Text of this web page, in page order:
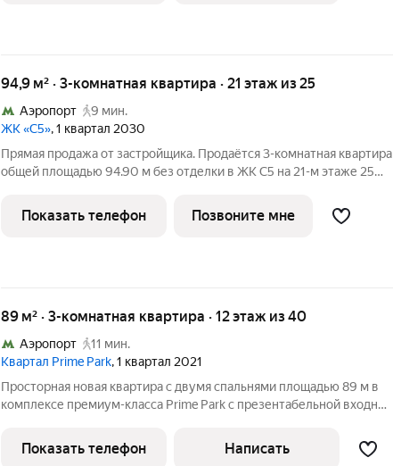
94,9 м² · 3-комнатная квартира · 21 этаж из 25
Аэропорт
9 мин.
ЖК «С5», 1 квартал 2030
Прямая продажа от застройщика. Продаётся 3-комнатная квартира
общей площадью 94.90 м без отделки в ЖК C5 на 21-м этаже 25
жизни в премиальном сегменте Москвы, где каждый элемент
создан с
Показать телефон Позвоните мне
89 м² · 3-комнатная квартира · 12 этаж из 40
Аэропорт
11 мин.
Квартал Prime Park, 1 квартал 2021
Просторная новая квартира с двумя спальнями площадью 89 м в
комплексе премиум-класса Prime Park с презентабельной входной
на двенадцатом этаже в корпусе R5. Выполнен современный
ремонт.
Показать телефон Написать